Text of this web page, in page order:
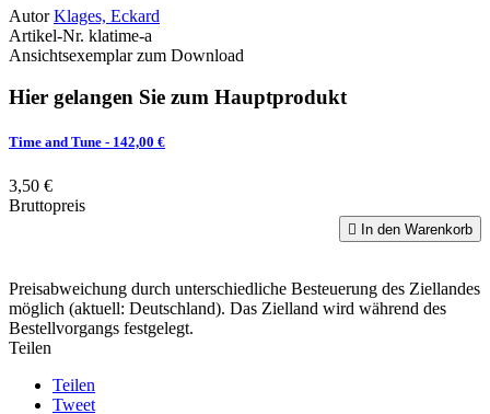
Autor Klages, Eckard
Artikel-Nr. klatime-a
Ansichtsexemplar zum Download
Hier gelangen Sie zum Hauptprodukt
Time and Tune - 142,00 €
3,50 €
Bruttopreis
 In den Warenkorb
Preisabweichung durch unterschiedliche Besteuerung des Ziellandes
möglich (aktuell: Deutschland). Das Zielland wird während des
Bestellvorgangs festgelegt.
Teilen
Teilen
Tweet